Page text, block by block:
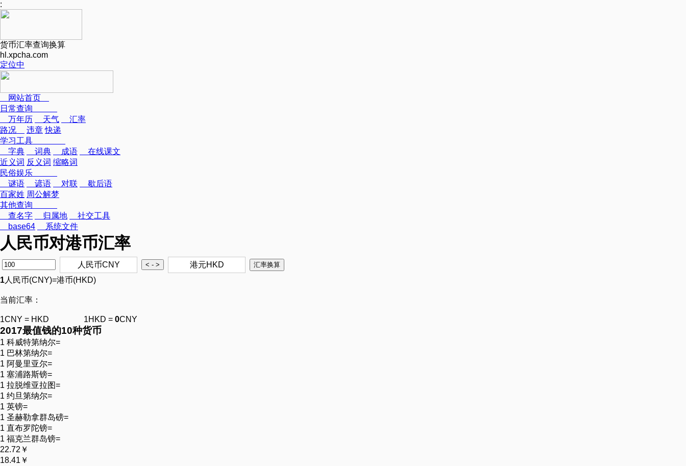
:
货币汇率查询换算
hl.xpcha.com
定位中
网站首页
日常查询
万年历
天气
汇率
路况
违章 快递
学习工具
字典
词典 成语
在线课文
近义词 反义词 缩略词
民俗娱乐
谜语
谚语 对联
歇后语
百家姓 周公解梦
其他查询
查名字
归属地
社交工具
base64
系统文件
人民币对港币汇率
人民币CNY
港元HKD
1人民币(CNY)=港币(HKD)
当前汇率：
1CNY = HKD 1HKD = 0CNY
2017最值钱的10种货币
1 科威特第纳尔=
1 巴林第纳尔=
1 阿曼里亚尔=
1 塞浦路斯镑=
1 拉脱维亚拉图=
1 约旦第纳尔=
1 英镑=
1 圣赫勒拿群岛磅=
1 直布罗陀镑=
1 福克兰群岛镑=
22.72￥
18.41￥